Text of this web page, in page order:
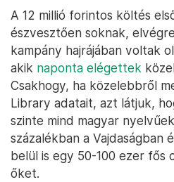
A 12 millió forintos költés
észvesztően soknak,
kampány hajrájában voltak
akik naponta elégettek
Csakhogy, ha közelebbről
Library adatait, azt látjuk,
szinte mind magyar
százalékban a Vajdaságban
belül is egy 50-100 ezer
őket.